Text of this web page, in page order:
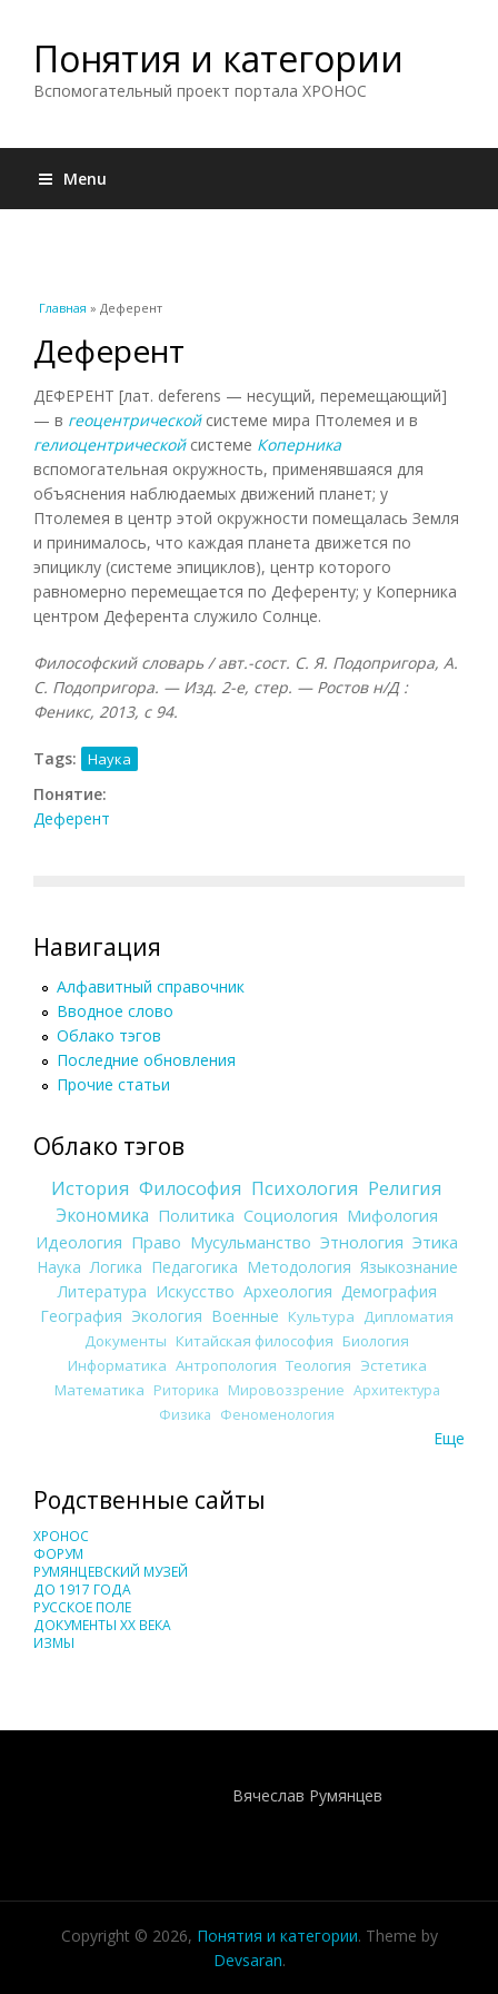
Понятия и категории
Вспомогательный проект портала ХРОНОС
Menu
Вы здесь
Главная » Деферент
Деферент
ДЕФЕРЕНТ [лат. deferens — несущий, перемещающий]
— в геоцентрическойсистеме мира Птолемея и в
гелиоцентрическойсистеме Коперника
вспомогательная окружность, применявшаяся для
объяснения наблюдаемых движений планет; у
Птолемея в центр этой окружности помещалась Земля
и принималось, что каждая планета движется по
эпициклу (системе эпициклов), центр которого
равномерно перемещается по Деференту; у Коперника
центром Деферента служило Солнце.
Философский словарь / авт.-сост. С. Я. Подопригора, А.
С. Подопригора. — Изд. 2-е, стер. — Ростов н/Д :
Феникс, 2013, с 94.
Tags: Наука
Понятие:
Деферент
Навигация
Алфавитный справочник
Вводное слово
Облако тэгов
Последние обновления
Прочие статьи
Облако тэгов
История Философия Психология Религия
Экономика Политика Социология Мифология
Идеология Право Мусульманство Этнология Этика
Наука Логика Педагогика Методология Языкознание
Литература Искусство Археология Демография
География Экология Военные Культура
Дипломатия
Документы Китайская философия Биология
Информатика Антропология Теология Эстетика
Математика Риторика Мировоззрение Архитектура
Физика Феноменология
Еще
Родственные сайты
ХРОНОС
ФОРУМ
РУМЯНЦЕВСКИЙ МУЗЕЙ
ДО 1917 ГОДА
РУССКОЕ ПОЛЕ
ДОКУМЕНТЫ XX ВЕКА
ИЗМЫ
Вячеслав Румянцев
Copyright © 2026, Понятия и категории. Theme by
Devsaran.